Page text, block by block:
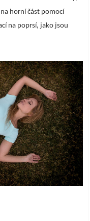
horní část pomocí
na poprsí, jako jsou